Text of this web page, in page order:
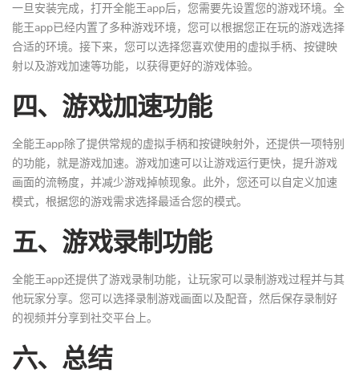
一旦安装完成，打开全能王app后，您需要先设置您的游戏环境。全
能王app已经内置了多种游戏环境，您可以根据您正在玩的游戏选择
合适的环境。接下来，您可以选择您喜欢使用的虚拟手柄、按键映
射以及游戏加速等功能，以获得更好的游戏体验。
四、游戏加速功能
全能王app除了提供常规的虚拟手柄和按键映射外，还提供一项特别
的功能，就是游戏加速。游戏加速可以让游戏运行更快，提升游戏
画面的流畅度，并减少游戏掉帧现象。此外，您还可以自定义加速
模式，根据您的游戏需求选择最适合您的模式。
五、游戏录制功能
全能王app还提供了游戏录制功能，让玩家可以录制游戏过程并与其
他玩家分享。您可以选择录制游戏画面以及配音，然后保存录制好
的视频并分享到社交平台上。
六、总结